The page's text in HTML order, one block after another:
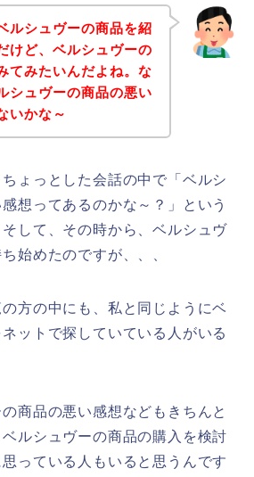
ルシュヴーの商品を紹
けど、ベルシュヴーの
てみたいんだよね。な
シュヴーの商品の悪い
いかな～
ょっとした会話の中で「ベルシ
想ってあるのかな～？」という
して、その時から、ベルシュヴ
始めたのですが、、、
方の中にも、私と同じようにベ
ットで探していている人がいる
商品の悪い感想などもきちんと
ルシュヴーの商品の購入を検討
っている人もいると思うんです